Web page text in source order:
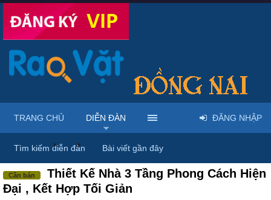
Diễn đàn ... Rao vặt tổng hợp - Uy tín - Miễn phí
Cần bán
Thiết Kế Nhà 3 Tầng Phong Cách Hiện
Đại , Kết Hợp Tối Giản
TRANG CHỦ DIỄN ĐÀN
Tìm kiếm diễn đàn Bài viết gần đây
ĐĂNG NHẬP